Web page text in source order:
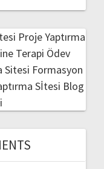
Proje Yaptırma
Terapi Ödev
Sitesi Formasyon
Sİtesi Blog